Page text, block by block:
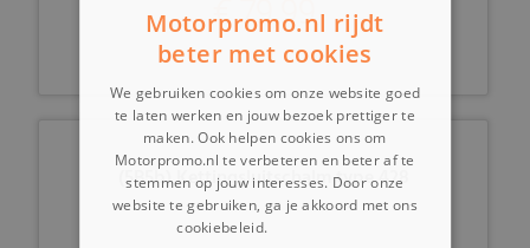
€ 79,99
(5B5b) Kettingsluitschalm type 428
Motorpromo.nl rijdt
beter met cookies
We gebruiken cookies om onze website goed
te laten werken en jouw bezoek prettiger te
maken. Ook helpen cookies ons om
Motorpromo.nl te verbeteren en beter af te
stemmen op jouw interesses. Door onze
website te gebruiken, ga je akkoord met ons
cookiebeleid.